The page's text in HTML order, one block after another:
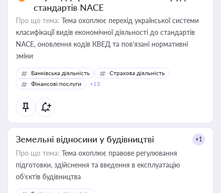
стандартів NACE
Про що тема: Тема охоплює перехід української системи
класифікації видів економічної діяльності до стандартів
NACE, оновлення кодів КВЕД та пов'язані нормативні
зміни
Банківська діяльність
Страхова діяльність
Фінансові послуги
+13
Земельні відносини у будівництві +1
Про що тема: Тема охоплює правове регулювання
підготовки, здійснення та введення в експлуатацію
об’єктів будівництва